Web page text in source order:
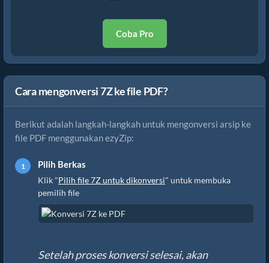
Coba Pro
Cara mengonversi 7Z ke file PDF?
Berikut adalah langkah-langkah untuk mengonversi arsip ke
file PDF menggunakan ezyZip:
Pilih Berkas
Klik "Pilih file 7Z untuk dikonversi" untuk membuka
pemilih file
Setelah proses konversi selesai, akan